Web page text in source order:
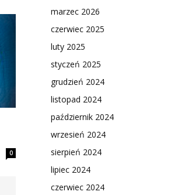
0
marzec 2026
czerwiec 2025
luty 2025
styczeń 2025
grudzień 2024
listopad 2024
październik 2024
wrzesień 2024
sierpień 2024
lipiec 2024
czerwiec 2024